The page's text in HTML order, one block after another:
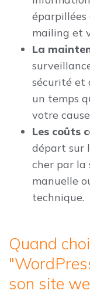
mailing et
La
sécurité et
un temps
votre
Les coûts
départ sur
cher par la
manuelle
technique.
Quand
son site